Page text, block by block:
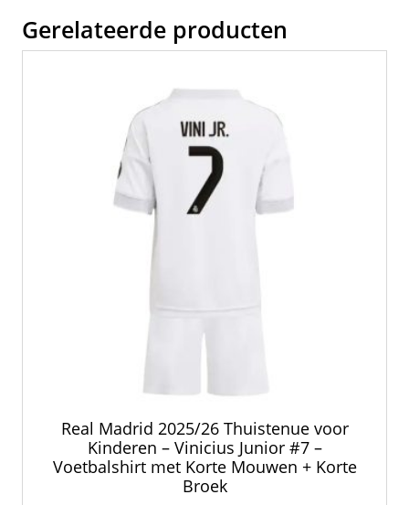
Gerelateerde producten
Real Madrid 2025/26 Thuistenue voor
Kinderen – Vinicius Junior #7 –
Voetbalshirt met Korte Mouwen + Korte
Broek